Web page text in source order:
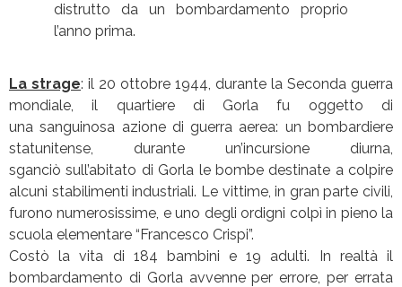
distrutto da un bombardamento proprio
l’anno prima.
La strage: il 20 ottobre 1944, durante la Seconda guerra
mondiale, il quartiere di Gorla fu oggetto di
una sanguinosa azione di guerra aerea: un bombardiere
statunitense, durante un’incursione diurna,
sganciò sull’abitato di Gorla le bombe destinate a colpire
alcuni stabilimenti industriali. Le vittime, in gran parte civili,
furono numerosissime, e uno degli ordigni colpì in pieno la
scuola elementare “Francesco Crispi”.
Costò la vita di 184 bambini e 19 adulti. In realtà il
bombardamento di Gorla avvenne per errore, per errata